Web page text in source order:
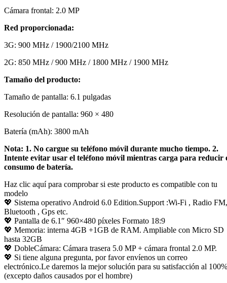
Cámara frontal: 2.0 MP
Red proporcionada:
3G: 900 MHz / 1900/2100 MHz
2G: 850 MHz / 900 MHz / 1800 MHz / 1900 MHz
Tamaño del producto:
Tamaño de pantalla: 6.1 pulgadas
Resolución de pantalla: 960 × 480
Batería (mAh): 3800 mAh
Nota: 1. No cargue su teléfono móvil durante mucho tiempo. 2.
Intente evitar usar el teléfono móvil mientras carga para reducir
consumo de batería.
Haz clic aquí para comprobar si este producto es compatible con tu
modelo
💖 Sistema operativo Android 6.0 Edition.Support :Wi-Fi , Radio FM,
Bluetooth , Gps etc.
💖 Pantalla de 6.1″ 960×480 píxeles Formato 18:9
💖 Memoria: interna 4GB +1GB de RAM. Ampliable con Micro SD
hasta 32GB
💖 DobleCámara: Cámara trasera 5.0 MP + cámara frontal 2.0 MP.
💖 Si tiene alguna pregunta, por favor envíenos un correo
electrónico.Le daremos la mejor solución para su satisfacción al
(excepto daños causados por el hombre)